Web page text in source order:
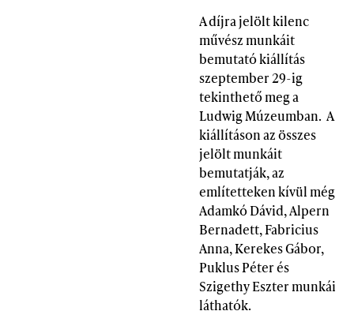
A díjra jelölt kilenc
művész munkáit
bemutató kiállítás
szeptember 29-ig
tekinthető meg a
Ludwig Múzeumban. A
kiállításon az összes
jelölt munkáit
bemutatják, az
említetteken kívül még
Adamkó Dávid, Alpern
Bernadett, Fabricius
Anna, Kerekes Gábor,
Puklus Péter és
Szigethy Eszter munkái
láthatók.